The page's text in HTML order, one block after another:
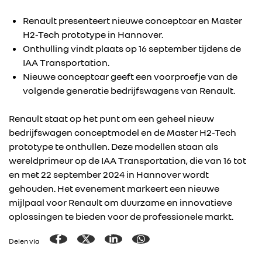
Renault presenteert nieuwe conceptcar en Master
H2-Tech prototype in Hannover.
Onthulling vindt plaats op 16 september tijdens de
IAA Transportation.
Nieuwe conceptcar geeft een voorproefje van de
volgende generatie bedrijfswagens van Renault.
Renault staat op het punt om een geheel nieuw
bedrijfswagen conceptmodel en de Master H2-Tech
prototype te onthullen. Deze modellen staan als
wereldprimeur op de IAA Transportation, die van 16 tot
en met 22 september 2024 in Hannover wordt
gehouden. Het evenement markeert een nieuwe
mijlpaal voor Renault om duurzame en innovatieve
oplossingen te bieden voor de professionele markt.
Delen via